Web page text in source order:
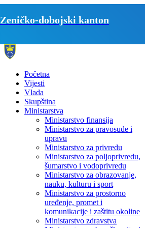
Zeničko-dobojski kanton
Početna
Vijesti
Vlada
Skupština
Ministarstva
Ministarstvo finansija
Ministarstvo za pravosuđe i
upravu
Ministarstvo za privredu
Ministarstvo za poljoprivredu,
šumarstvo i vodoprivredu
Ministarstvo za obrazovanje,
nauku, kulturu i sport
Ministarstvo za prostorno
uređenje, promet i
komunikacije i zaštitu okoline
Ministarstvo zdravstva